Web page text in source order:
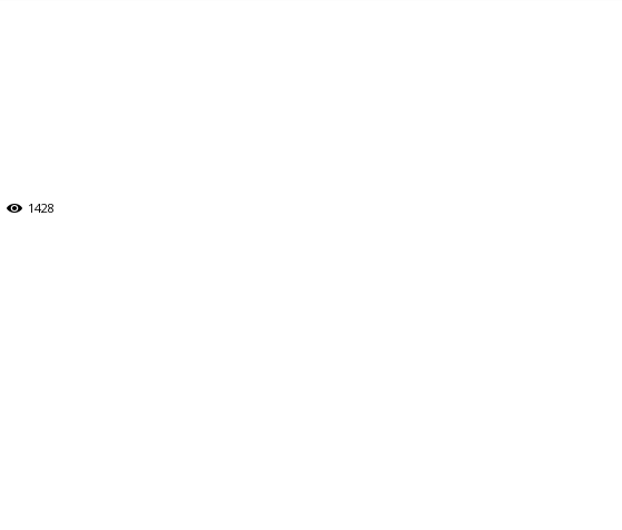
1428